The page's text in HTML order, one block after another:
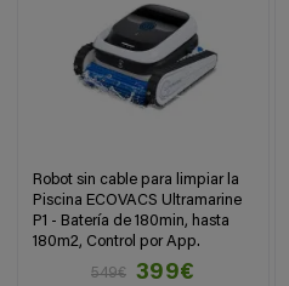
Robot sin cable para limpiar la
Piscina ECOVACS Ultramarine
P1 - Batería de 180min, hasta
180m2, Control por App.
549€
399€